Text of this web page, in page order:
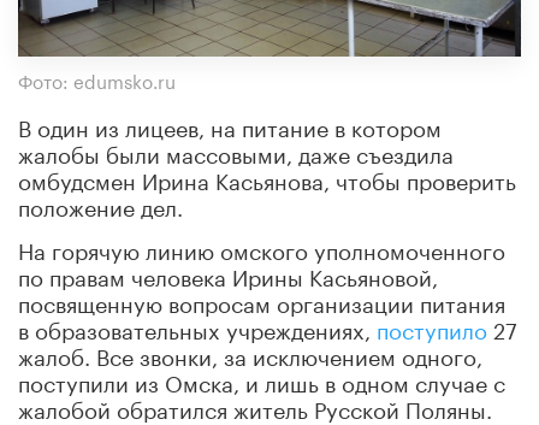
Фото: edumsko.ru
В один из лицеев, на питание в котором
жалобы были массовыми, даже съездила
омбудсмен Ирина Касьянова, чтобы проверить
положение дел.
На горячую линию омского уполномоченного
по правам человека Ирины Касьяновой,
посвященную вопросам организации питания
в образовательных учреждениях, поступило 27
жалоб. Все звонки, за исключением одного,
поступили из Омска, и лишь в одном случае с
жалобой обратился житель Русской Поляны.